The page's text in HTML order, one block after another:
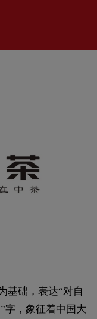
基础，表达“对自
字，象征着中国大